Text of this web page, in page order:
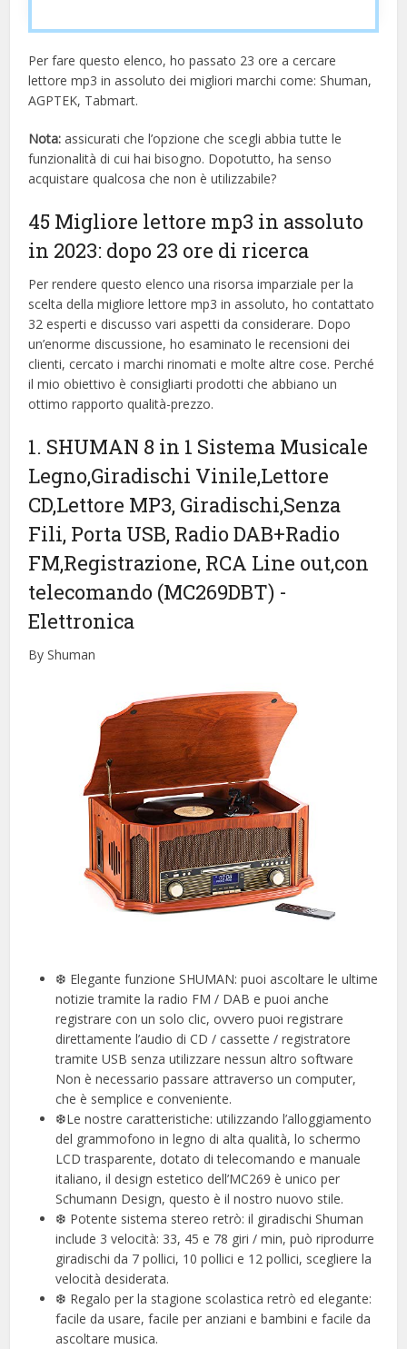
Per fare questo elenco, ho passato 23 ore a cercare
lettore mp3 in assoluto dei migliori marchi come: Shuman,
AGPTEK, Tabmart.
Nota: assicurati che l’opzione che scegli abbia tutte le
funzionalità di cui hai bisogno. Dopotutto, ha senso
acquistare qualcosa che non è utilizzabile?
45 Migliore lettore mp3 in assoluto
in 2023: dopo 23 ore di ricerca
Per rendere questo elenco una risorsa imparziale per la
scelta della migliore lettore mp3 in assoluto, ​​ho contattato
32 esperti e discusso vari aspetti da considerare. Dopo
un’enorme discussione, ho esaminato le recensioni dei
clienti, cercato i marchi rinomati e molte altre cose. Perché
il mio obiettivo è consigliarti prodotti che abbiano un
ottimo rapporto qualità-prezzo.
1. SHUMAN 8 in 1 Sistema Musicale
Legno,Giradischi Vinile,Lettore
CD,Lettore MP3, Giradischi,Senza
Fili, Porta USB, Radio DAB+Radio
FM,Registrazione, RCA Line out,con
telecomando (MC269DBT) -
Elettronica
By Shuman
❆ Elegante funzione SHUMAN: puoi ascoltare le ultime
notizie tramite la radio FM / DAB e puoi anche
registrare con un solo clic, ovvero puoi registrare
direttamente l’audio di CD / cassette / registratore
tramite USB senza utilizzare nessun altro software
Non è necessario passare attraverso un computer,
che è semplice e conveniente.
❆Le nostre caratteristiche: utilizzando l’alloggiamento
del grammofono in legno di alta qualità, lo schermo
LCD trasparente, dotato di telecomando e manuale
italiano, il design estetico dell’MC269 è unico per
Schumann Design, questo è il nostro nuovo stile.
❆ Potente sistema stereo retrò: il giradischi Shuman
include 3 velocità: 33, 45 e 78 giri / min, può riprodurre
giradischi da 7 pollici, 10 pollici e 12 pollici, scegliere la
velocità desiderata.
❆ Regalo per la stagione scolastica retrò ed elegante:
facile da usare, facile per anziani e bambini e facile da
ascoltare musica.